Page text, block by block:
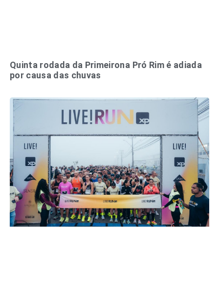
Quinta rodada da Primeirona Pró Rim é adiada
por causa das chuvas